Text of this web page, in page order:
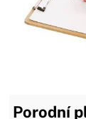
Porodní